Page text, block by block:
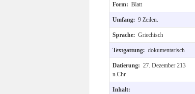
Form: Blatt
Umfang: 9 Zeilen.
Sprache: Griechisch
Textgattung: dokumentarisch
Datierung: 27. Dezember 213
n.Chr.
Inhalt: